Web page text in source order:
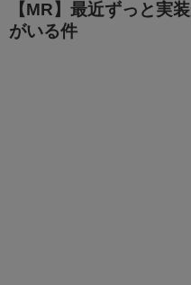
【MR】最近ずっと実
がいる件